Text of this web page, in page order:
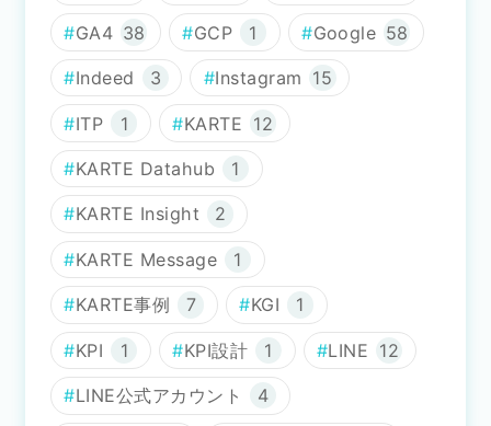
GA4 38 GCP 1 Google 58
Indeed 3 Instagram 15
ITP 1 KARTE 12
KARTE Datahub 1
KARTE Insight 2
KARTE Message 1
KARTE事例 7 KGI 1
KPI 1 KPI設計 1 LINE 12
LINE公式アカウント 4